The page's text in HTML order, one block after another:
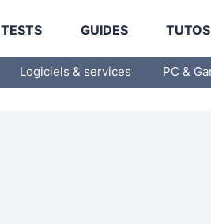
TESTS GUIDES TUTOS
Logiciels & services PC &